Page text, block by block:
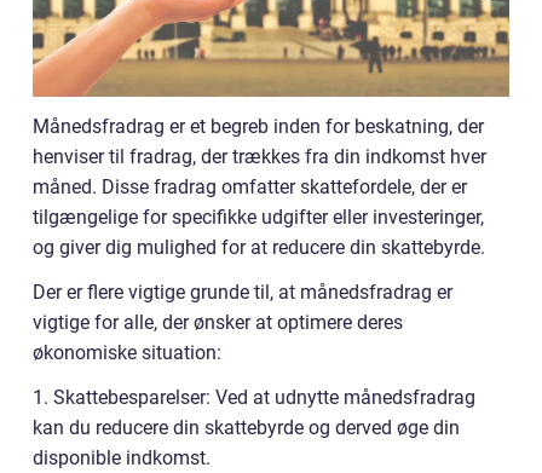
Månedsfradrag er et begreb inden for beskatning, der
henviser til fradrag, der trækkes fra din indkomst hver
måned. Disse fradrag omfatter skattefordele, der er
tilgængelige for specifikke udgifter eller investeringer,
og giver dig mulighed for at reducere din skattebyrde.
Der er flere vigtige grunde til, at månedsfradrag er
vigtige for alle, der ønsker at optimere deres
økonomiske situation:
1. Skattebesparelser: Ved at udnytte månedsfradrag
kan du reducere din skattebyrde og derved øge din
disponible indkomst.